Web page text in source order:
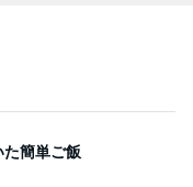
た簡単ご飯